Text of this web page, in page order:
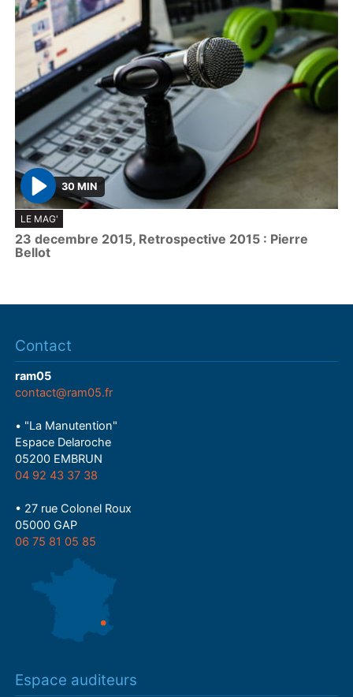
P
l
a
y
30 MIN
LE MAG'
23 decembre 2015, Retrospective 2015 : Pierre
Bellot
Contact
ram05
contact@ram05.fr
• "La Manutention"
Espace Delaroche
05200 EMBRUN
04 92 43 37 38
• 27 rue Colonel Roux
05000 GAP
06 75 81 05 85
Espace auditeurs